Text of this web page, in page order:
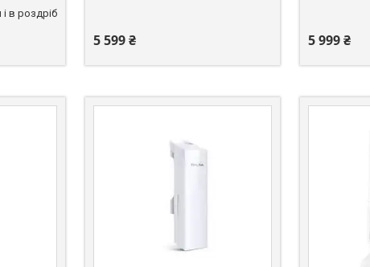
в роздріб
5 599 ₴ 5 999 ₴